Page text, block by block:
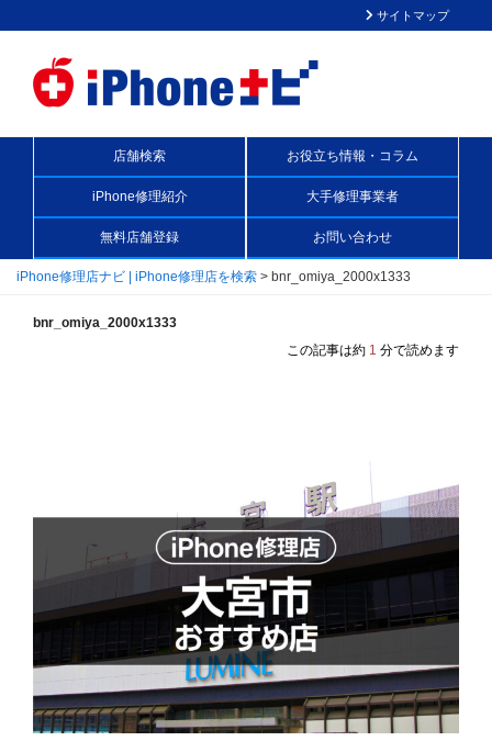
サイトマップ
店舗検索 お役立ち情報・コラム
iPhone修理紹介 大手修理事業者
無料店舗登録 お問い合わせ
iPhone修理店ナビ | iPhone修理店を検索 > bnr_omiya_2000x1333
bnr_omiya_2000x1333
この記事は約 1 分で読めます